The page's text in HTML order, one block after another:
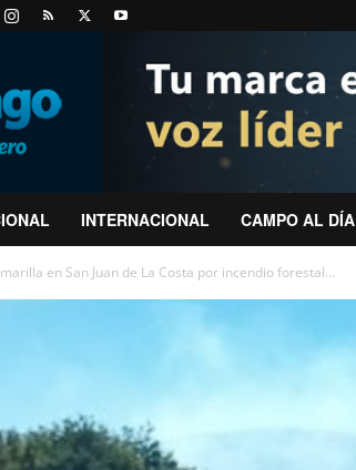
INTERNACIONAL CAMPO AL DÍA
en San Juan de La Costa por incendio forestal...